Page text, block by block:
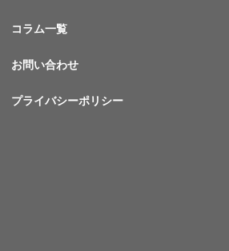
コラム一覧
お問い合わせ
プライバシーポリシー